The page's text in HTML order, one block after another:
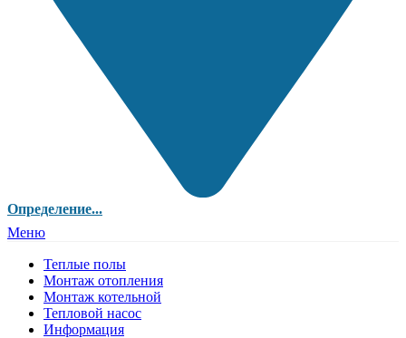
Определение...
Меню
Теплые полы
Монтаж отопления
Монтаж котельной
Тепловой насос
Информация